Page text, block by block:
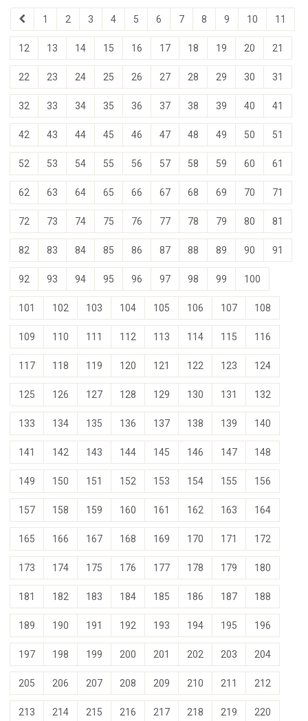
1 2 3 4 5 6 7 8 9 10 11
12 13 14 15 16 17 18 19 20 21
22 23 24 25 26 27 28 29 30 31
32 33 34 35 36 37 38 39 40 41
42 43 44 45 46 47 48 49 50 51
52 53 54 55 56 57 58 59 60 61
62 63 64 65 66 67 68 69 70 71
72 73 74 75 76 77 78 79 80 81
82 83 84 85 86 87 88 89 90 91
92 93 94 95 96 97 98 99 100
101 102 103 104 105 106 107 108
109 110 111 112 113 114 115 116
117 118 119 120 121 122 123 124
125 126 127 128 129 130 131 132
133 134 135 136 137 138 139 140
141 142 143 144 145 146 147 148
149 150 151 152 153 154 155 156
157 158 159 160 161 162 163 164
165 166 167 168 169 170 171 172
173 174 175 176 177 178 179 180
181 182 183 184 185 186 187 188
189 190 191 192 193 194 195 196
197 198 199 200 201 202 203 204
205 206 207 208 209 210 211 212
213 214 215 216 217 218 219 220